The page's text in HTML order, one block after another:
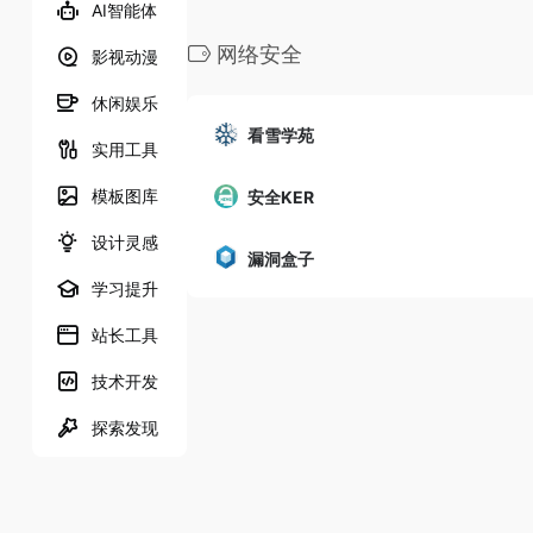
AI智能体
影视动漫
休闲娱乐
实用工具
模板图库
设计灵感
学习提升
站长工具
技术开发
探索发现
网络安全
看雪学苑
安全KER
漏洞盒子